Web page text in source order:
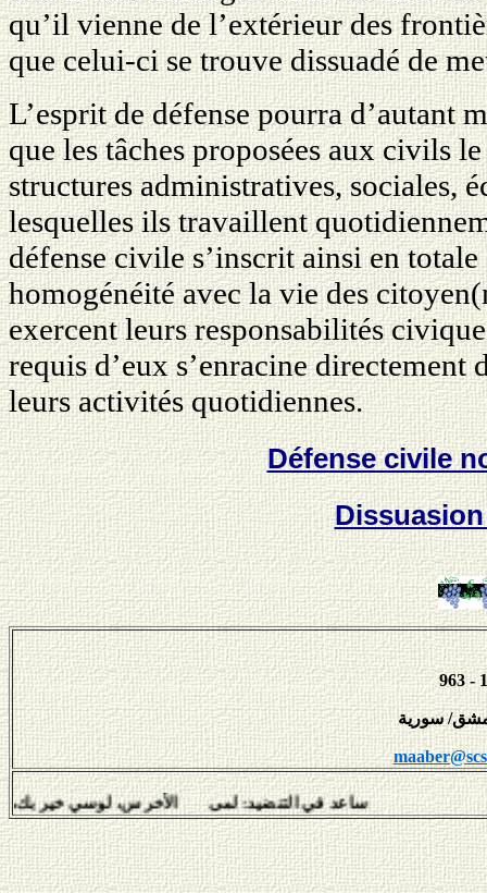
qu’il vienne de l’extérieur des
que celui-ci se trouve dissuadé de
L’esprit de défense pourra d’autant
que les tâches proposées aux civils
structures administratives, sociales,
lesquelles ils travaillent
défense civile s’inscrit ainsi en
homogénéité avec la vie des
exercent leurs responsabilités
requis d’eux s’enracine
leurs activités quotidiennes.
Défense civile
ساعد في التنضيد: لمى الأخرس، لوسي خير بك، نبيل